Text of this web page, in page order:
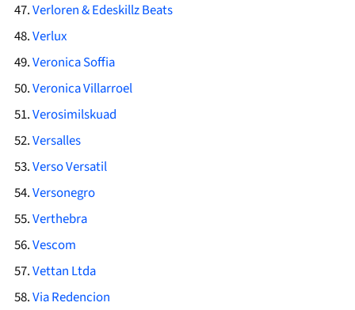
Verloren & Edeskillz Beats
Verlux
Veronica Soffia
Veronica Villarroel
Verosimilskuad
Versalles
Verso Versatil
Versonegro
Verthebra
Vescom
Vettan Ltda
Via Redencion